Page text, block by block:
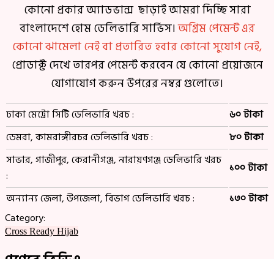
কোনো প্রকার অ্যাডভান্স ছাড়াই আমরা দিচ্ছি সারা
বাংলাদেশে হোম ডেলিভারি সার্ভিস।অগ্রিম পেমেন্ট এর
কোনো ঝামেলা নেই বা প্রতারিত হবার কোনো সুযোগ নেই,
প্রোডাক্ট দেখে তারপর পেমেন্ট করবেন যে কোনো প্রয়োজনে
যোগাযোগ করুন উপরের নম্বর গুলোতে।
ঢাকা মেট্রো সিটি ডেলিভারি খরচ :
৬০ টাকা
ডেমরা, কামরাঙ্গীরচর ডেলিভারি খরচ :
৮০ টাকা
সাভার, গাজীপুর, কেরানীগঞ্জ, নারায়ণগঞ্জ ডেলিভারি খরচ
:
১০০ টাকা
অন্যান্য জেলা, উপজেলা, বিভাগ ডেলিভারি খরচ :
১৩০ টাকা
Category:
Cross Ready Hijab